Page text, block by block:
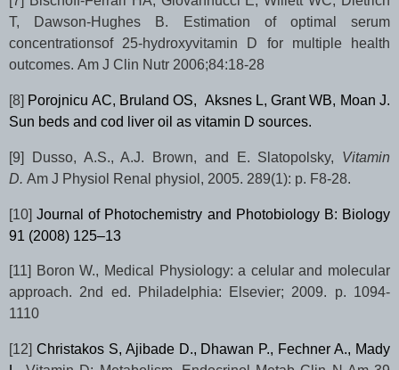
T, Dawson-Hughes B. Estimation of optimal serum
concentrationsof 25-hydroxyvitamin D for multiple health
outcomes. Am J Clin Nutr 2006;84:18-28
[8] Porojnicu AC, Bruland OS, Aksnes L, Grant WB, Moan J.
Sun beds and cod liver oil as vitamin D sources.
[9] Dusso, A.S., A.J. Brown, and E. Slatopolsky, Vitamin
D. Am J Physiol Renal physiol, 2005. 289(1): p. F8-28.
[10] Journal of Photochemistry and Photobiology B: Biology
91 (2008) 125–13
[11] Boron W., Medical Physiology: a celular and molecular
approach. 2nd ed. Philadelphia: Elsevier; 2009. p. 1094-
1110
[12] Christakos S, Ajibade D., Dhawan P., Fechner A., Mady